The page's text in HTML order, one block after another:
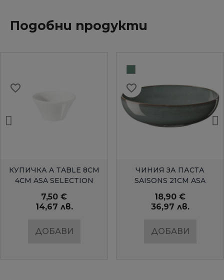
Подобни продукти
БЪРЗ ПРЕГЛЕД
КУПИЧКА A TABLE 8СМ
4СМ ASA SELECTION
7,50 €
14,67 лв.
ДОБАВИ
favorite_border
БЪРЗ ПРЕГЛЕД
ЧИНИЯ ЗА ПАСТА
SAISONS 21СМ ASA
18,90 €
36,97 лв.
ДОБАВИ
favorite_border